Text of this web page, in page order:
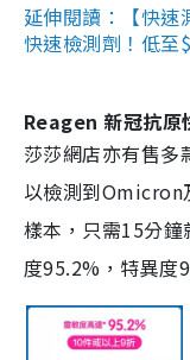
延伸閱讀：【快
快速檢測劑！低至
Reagen 新冠抗原
莎莎網店亦有售多
以檢測到Omicron
樣本，只需15分
度95.2%，特異度